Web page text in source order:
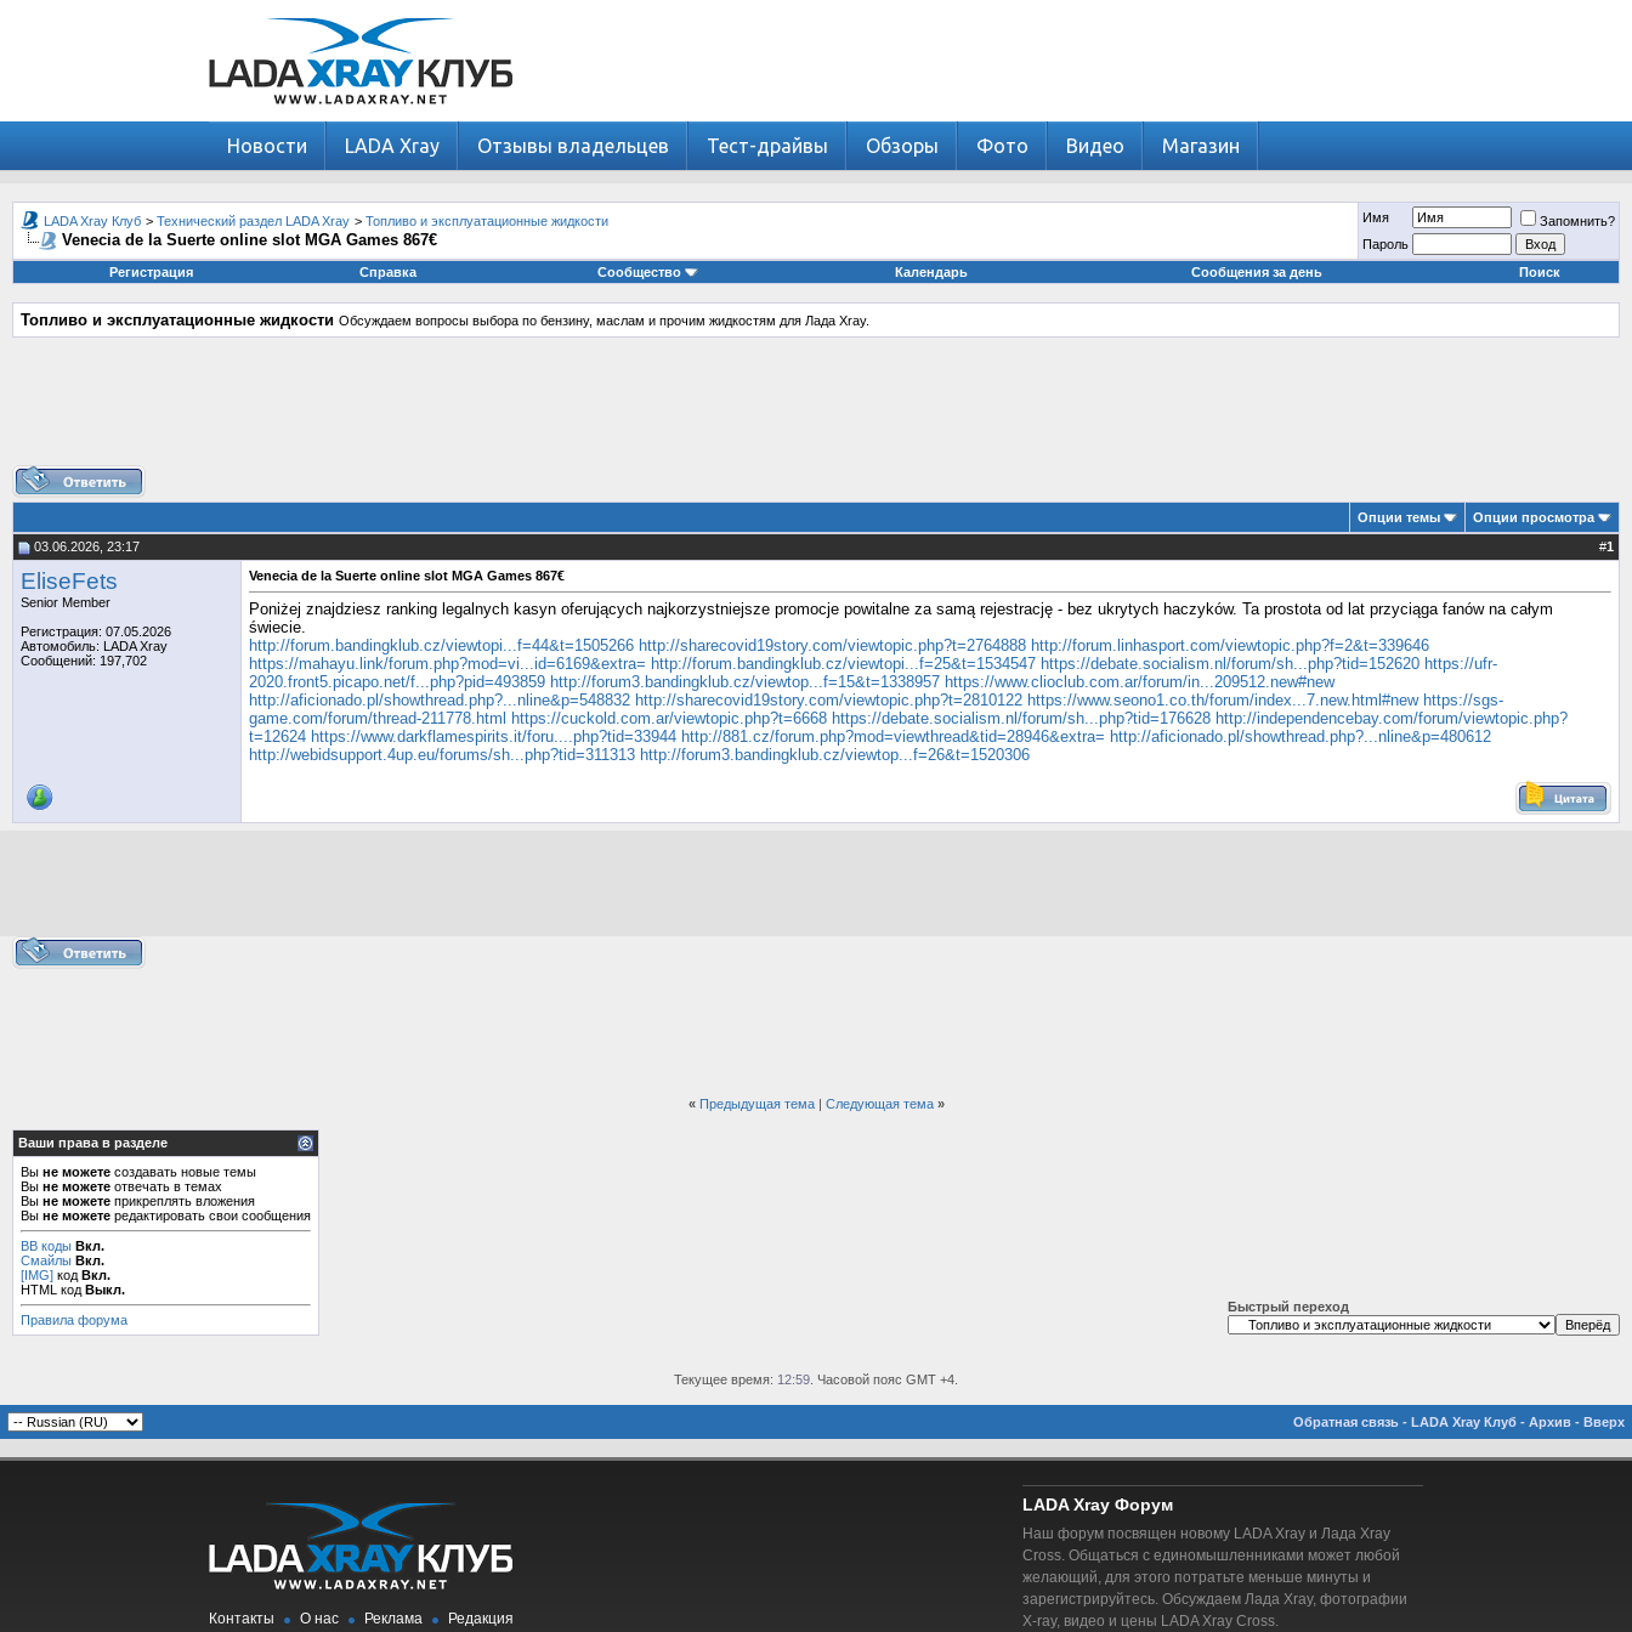
Новости LADA Xray Отзывы владельцев Тест-драйвы Обзоры Фото Видео Магазин
LADA Xray Клуб > Технический раздел LADA Xray > Топливо и эксплуатационные жидкости
Venecia de la Suerte online slot MGA Games 867€
Имя
Запомнить?
Пароль
Регистрация
Справка Сообщество Календарь Сообщения за день Поиск
Топливо и эксплуатационные жидкости Обсуждаем вопросы выбора по бензину, маслам и прочим жидкостям для Лада Xray.
Опции темы
Опции просмотра
03.06.2026, 23:17
#1
EliseFets
Senior Member
Регистрация: 07.05.2026
Автомобиль: LADA Xray
Сообщений: 197,702
Venecia de la Suerte online slot MGA Games 867€
Poniżej znajdziesz ranking legalnych kasyn oferujących najkorzystniejsze promocje powitalne za samą rejestrację - bez ukrytych haczyków. Ta prostota od lat przyciąga fanów na całym
świecie.
http://forum.bandingklub.cz/viewtopi...f=44&t=1505266 http://sharecovid19story.com/viewtopic.php?t=2764888 http://forum.linhasport.com/viewtopic.php?f=2&t=339646
https://mahayu.link/forum.php?mod=vi...id=6169&extra= http://forum.bandingklub.cz/viewtopi...f=25&t=1534547 https://debate.socialism.nl/forum/sh...php?tid=152620 https://ufr-
2020.front5.picapo.net/f...php?pid=493859 http://forum3.bandingklub.cz/viewtop...f=15&t=1338957 https://www.clioclub.com.ar/forum/in...209512.new#new
http://aficionado.pl/showthread.php?...nline&p=548832 http://sharecovid19story.com/viewtopic.php?t=2810122 https://www.seono1.co.th/forum/index...7.new.html#new https://sgs-
game.com/forum/thread-211778.html
https://cuckold.com.ar/viewtopic.php?t=6668 https://debate.socialism.nl/forum/sh...php?tid=176628 http://independencebay.com/forum/viewtopic.php?
t=12624 https://www.darkflamespirits.it/foru....php?tid=33944 http://881.cz/forum.php?mod=viewthread&tid=28946&extra= http://aficionado.pl/showthread.php?...nline&p=480612
http://webidsupport.4up.eu/forums/sh...php?tid=311313 http://forum3.bandingklub.cz/viewtop...f=26&t=1520306
« Предыдущая тема| Следующая тема »
Ваши права в разделе
Вы не можете создавать новые темы
Вы не можете отвечать в темах
Вы не можете прикреплять вложения
Вы не можете редактировать свои сообщения
BB коды Вкл.
Смайлы Вкл.
[IMG] код Вкл.
HTML код Выкл.
Правила форума
Быстрый переход
Текущее время: 12:59 . Часовой пояс GMT +4.
Обратная связь - LADA Xray Клуб - Архив - Вверх
Контакты О нас Реклама Редакция
LADA Xray Форум
Наш форум посвящен новому LADA Xray и Лада Xray
Cross. Общаться с единомышленниками может любой
желающий, для этого потратьте меньше минуты и
зарегистрируйтесь. Обсуждаем Лада Xray, фотографии
X-ray, видео и цены LADA Xray Cross.